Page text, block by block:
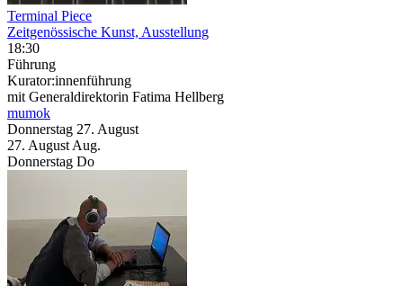
Terminal Piece
Zeitgenössische Kunst, Ausstellung
18:30
Führung
Kurator:innenführung
mit Generaldirektorin Fatima Hellberg
mumok
Donnerstag 27. August
27. August Aug.
Donnerstag Do